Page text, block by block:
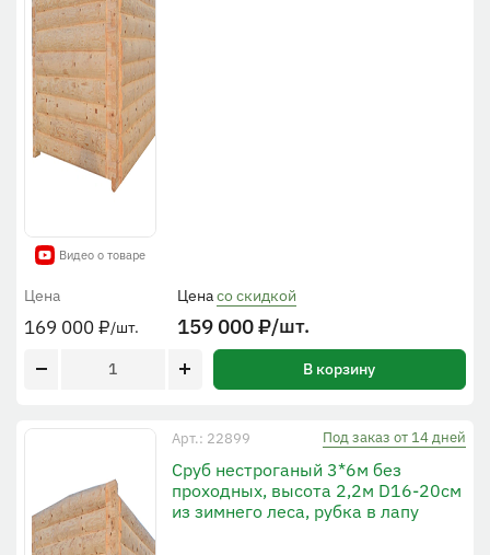
Видео о товаре
Цена
169 000₽/шт.
Ценасо скидкой
159 000₽/шт.
В корзину
Арт.: 22899 Под заказ от 14 дней
Сруб нестроганый 3*6м без
проходных, высота 2,2м D16-20см
из зимнего леса, рубка в лапу